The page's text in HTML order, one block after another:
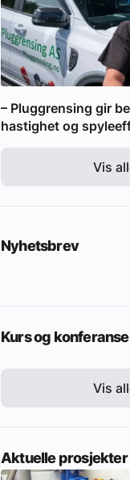
– Pluggrensing gir
hastighet og
Vis
Nyhetsbrev
Kurs og
Vis
Aktuelle prosjekter